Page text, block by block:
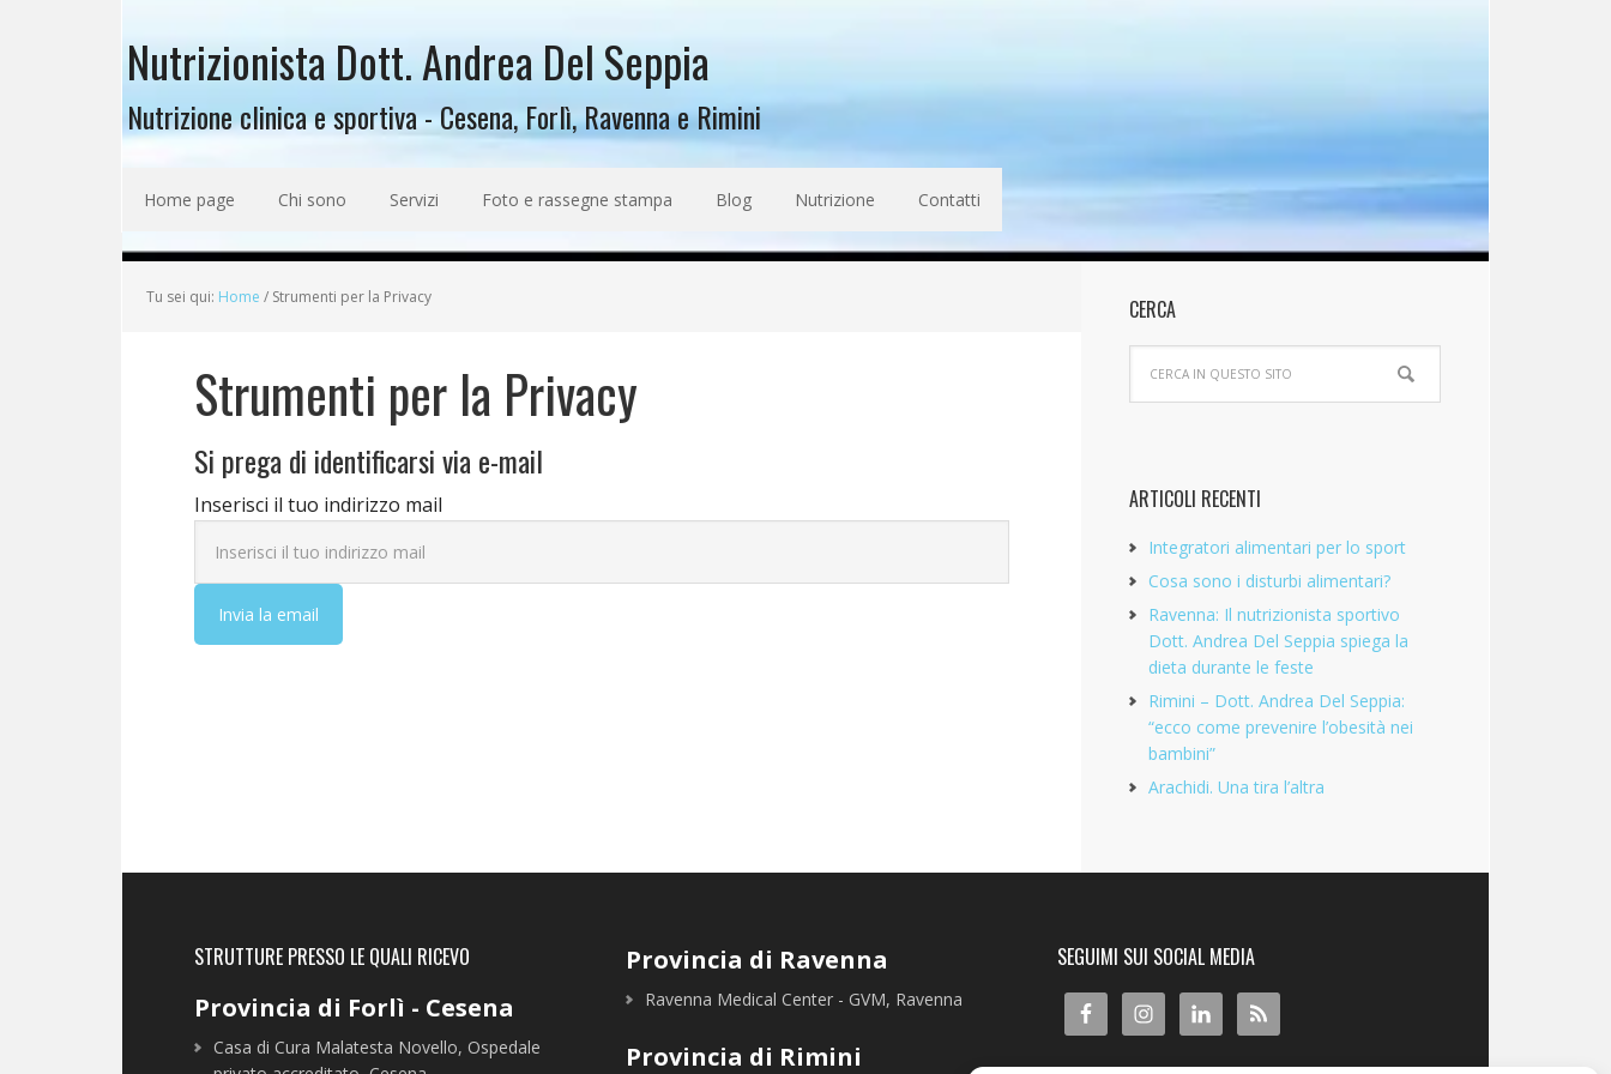
Nutrizionista Dott. Andrea Del Seppia
Nutrizione clinica e sportiva - Cesena, Forlì, Ravenna e Rimini
Home page Chi sono Servizi Foto e rassegne stampa Blog Nutrizione Contatti
Tu sei qui: Home / Strumenti per la Privacy
Strumenti per la Privacy
Si prega di identificarsi via e-mail
Inserisci il tuo indirizzo mail
CERCA
ARTICOLI RECENTI
Integratori alimentari per lo sport
Cosa sono i disturbi alimentari?
Ravenna: Il nutrizionista sportivo
Dott. Andrea Del Seppia spiega la
dieta durante le feste
Rimini – Dott. Andrea Del Seppia:
“ecco come prevenire l’obesità nei
bambini”
Arachidi. Una tira l’altra
STRUTTURE PRESSO LE QUALI RICEVO
Provincia di Forlì - Cesena
Casa di Cura Malatesta Novello, Ospedale
Provincia di Ravenna
Ravenna Medical Center - GVM, Ravenna
Provincia di Rimini
SEGUIMI SUI SOCIAL MEDIA